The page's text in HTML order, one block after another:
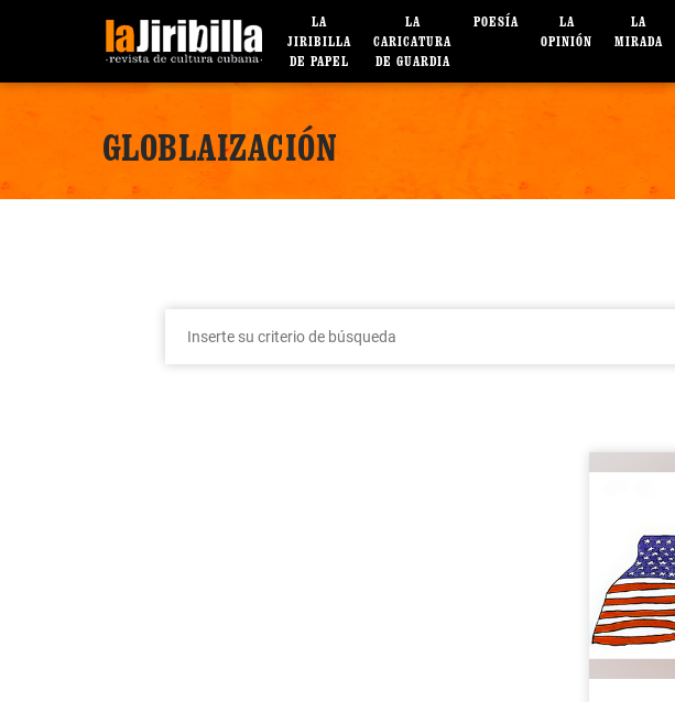
LA
JIRIBILLA
DE PAPEL
LA
CARICATURA
DE GUARDIA
POESÍA
LA
OPINIÓN
LA
MIRADA
GLOBLAIZACIÓN